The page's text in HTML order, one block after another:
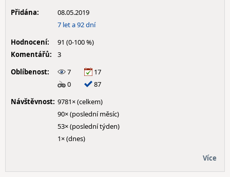
Přidána:
08.05.2019
7 let a 92 dní
Hodnocení:
91 (0-100 %)
Komentářů:
3
Oblíbenost:
7
17
0
87
Návštěvnost: 9781× (celkem)
90× (poslední měsíc)
53× (poslední týden)
1× (dnes)
Více